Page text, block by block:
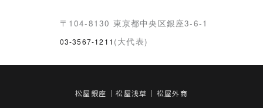
〒104-8130 東京都中央区銀座3-6-1
03-3567-1211 (大代表)
松屋銀座 松屋浅草 松屋外商